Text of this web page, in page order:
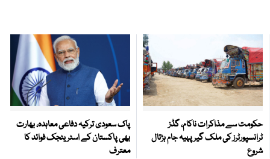
حکومت سے مذاکرات ناکام، گڈز
ٹرانسپورٹرز کی ملک گیر پہیہ جام ہڑتال
شروع
پاک سعودی ترکیہ دفاعی معاہدہ، بھارت
بھی پاکستان کے اسٹریٹجک فوائد کا
معترف